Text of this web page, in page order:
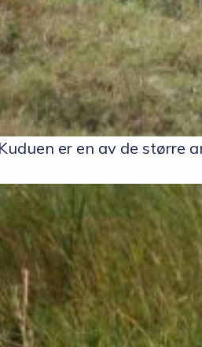
er en av de